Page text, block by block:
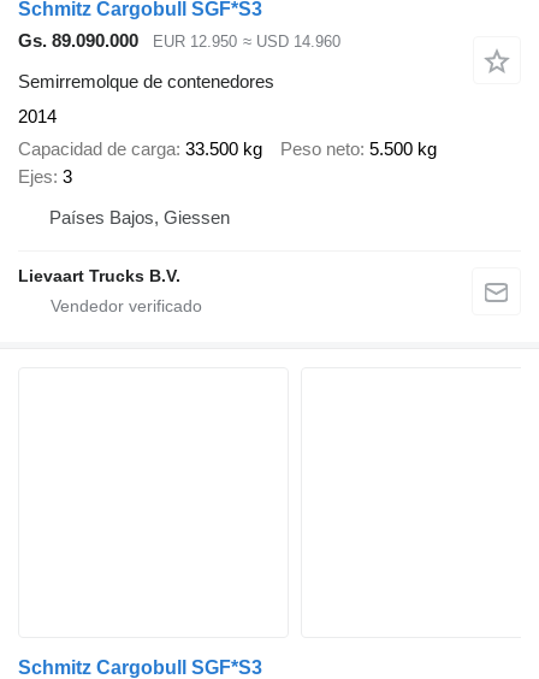
Schmitz Cargobull SGF*S3
Gs. 89.090.000
EUR 12.950 ≈ USD 14.960
Semirremolque de contenedores
2014
Capacidad de carga 33.500 kg Peso neto 5.500 kg
Ejes 3
Países Bajos, Giessen
Lievaart Trucks B.V.
Schmitz Cargobull SGF*S3